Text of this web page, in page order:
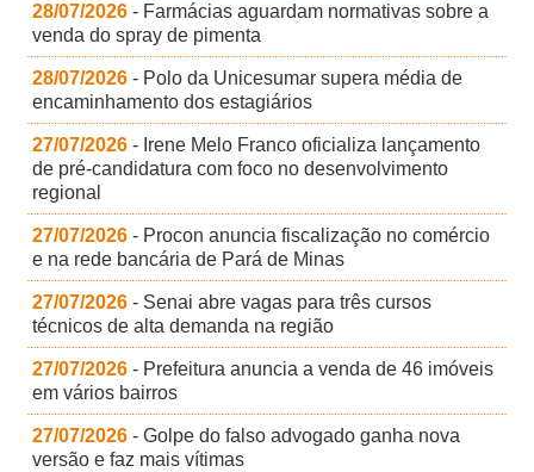
28/07/2026 - Farmácias aguardam normativas sobre a
venda do spray de pimenta
28/07/2026 - Polo da Unicesumar supera média de
encaminhamento dos estagiários
27/07/2026 - Irene Melo Franco oficializa lançamento
de pré-candidatura com foco no desenvolvimento
regional
27/07/2026 - Procon anuncia fiscalização no comércio
e na rede bancária de Pará de Minas
27/07/2026 - Senai abre vagas para três cursos
técnicos de alta demanda na região
27/07/2026 - Prefeitura anuncia a venda de 46 imóveis
em vários bairros
27/07/2026 - Golpe do falso advogado ganha nova
versão e faz mais vítimas